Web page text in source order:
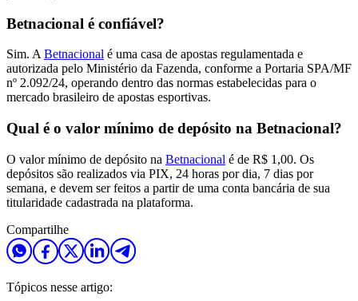
Betnacional é confiável?
Sim. A Betnacional é uma casa de apostas regulamentada e
autorizada pelo Ministério da Fazenda, conforme a Portaria SPA/MF
nº 2.092/24, operando dentro das normas estabelecidas para o
mercado brasileiro de apostas esportivas.
Qual é o valor mínimo de depósito na Betnacional?
O valor mínimo de depósito na Betnacional é de R$ 1,00. Os
depósitos são realizados via PIX, 24 horas por dia, 7 dias por
semana, e devem ser feitos a partir de uma conta bancária de sua
titularidade cadastrada na plataforma.
Compartilhe
Tópicos nesse artigo: